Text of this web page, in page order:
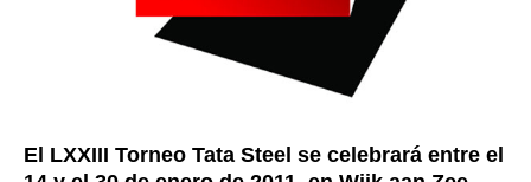
El LXXIII Torneo Tata Steel se celebrará entre el